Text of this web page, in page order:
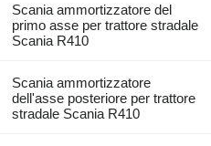
Scania ammortizzatore del
primo asse per trattore stradale
Scania R410
Scania ammortizzatore
dell'asse posteriore per trattore
stradale Scania R410